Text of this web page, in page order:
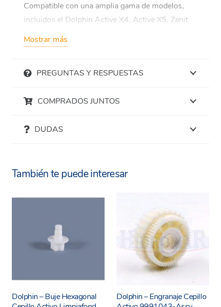
Compatible con una amplia gama de modelos,
incluidos el Dolphin Active X4, Active X5, Zenit
20, Zenit 30, M400, M400 Pro, M500 y muchos
más, este eje garantiza un ajuste perfecto y una
durabilidad, el eje cepillo activo está diseñado
exigentes del mantenimiento de piscinas. Su
sencilla, lo que permite una sustitución sin
complicaciones en tu limpiafondosDolphin.
Simplemente retira el antiguo eje y sustitúyelo por
el nuevo para restaurar la funcionalidad óptima de
tu limpiafondos. No se requieren herramientas
especiales ni conocimientos técnicos avanzados.
Al utilizar un repuesto original, puedes estar
Mostrar más
PREGUNTAS Y RESPUESTAS
COMPRADOS JUNTOS
DUDAS
También te puede interesar
Dolphin – Buje Hexagonal
Dolphin – Engranaje Cepillo